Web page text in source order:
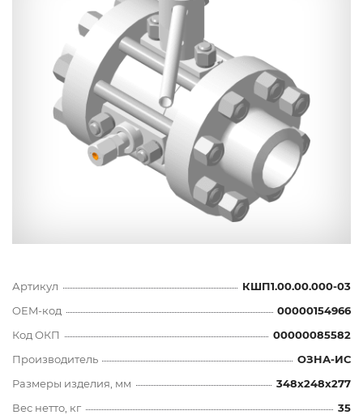
Артикул
КШП1.00.00.000-03
OEM-код
00000154966
Код ОКП
00000085582
Производитель
ОЗНА-ИС
Размеры изделия, мм
348x248x277
Вес нетто, кг
35